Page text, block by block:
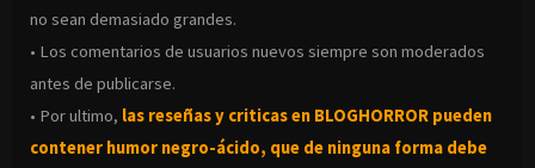
no sean demasiado grandes.
• Los comentarios de usuarios nuevos siempre son moderados
antes de publicarse.
• Por ultimo, las reseñas y criticas en BLOGHORROR pueden
contener humor negro-ácido, que de ninguna forma debe